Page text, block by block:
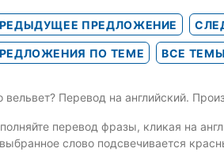
ПРЕДЛОЖЕНИЕ
ПО ТЕМЕ ВСЕ ТЕМЫ
вельвет? Перевод на английский.
перевод фразы, кликая на
слово подсвечивается